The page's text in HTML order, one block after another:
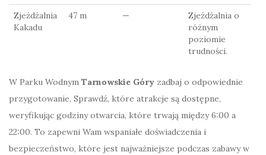
Zjeżdżalnia
Kakadu
47 m —
Zjeżdżalnia o
różnym
poziomie
trudności.
W Parku Wodnym Tarnowskie Góry zadbaj o odpowiednie
przygotowanie. Sprawdź, które atrakcje są dostępne,
weryfikując godziny otwarcia, które trwają między 6:00 a
22:00. To zapewni Wam wspaniałe doświadczenia i
bezpieczeństwo, które jest najważniejsze podczas zabawy w